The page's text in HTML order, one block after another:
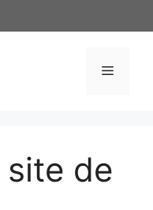
Menu
de